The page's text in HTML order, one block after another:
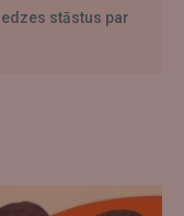
stāstus par